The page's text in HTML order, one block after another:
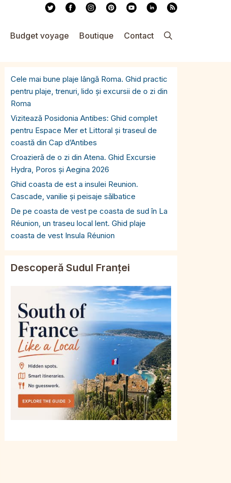
Budget voyage Boutique Contact
Cele mai bune plaje lângă Roma. Ghid practic
pentru plaje, trenuri, lido și excursii de o zi din
Roma
Vizitează Posidonia Antibes: Ghid complet
pentru Espace Mer et Littoral și traseul de
coastă din Cap d’Antibes
Croazieră de o zi din Atena. Ghid Excursie
Hydra, Poros și Aegina 2026
Ghid coasta de est a insulei Reunion.
Cascade, vanilie și peisaje sălbatice
De pe coasta de vest pe coasta de sud în La
Réunion, un traseu local lent. Ghid plaje
coasta de vest Insula Réunion
Descoperă Sudul Franței